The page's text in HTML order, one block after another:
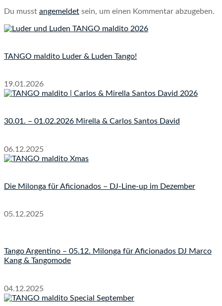
Du musst angemeldet sein, um einen Kommentar abzugeben.
TANGO maldito Luder & Luden Tango!
19.01.2026
30.01. – 01.02.2026 Mirella & Carlos Santos David
06.12.2025
Die Milonga für Aficionados – DJ-Line-up im Dezember
05.12.2025
Tango Argentino – 05.12. Milonga für Aficionados DJ Marco
Kang & Tangomode
04.12.2025